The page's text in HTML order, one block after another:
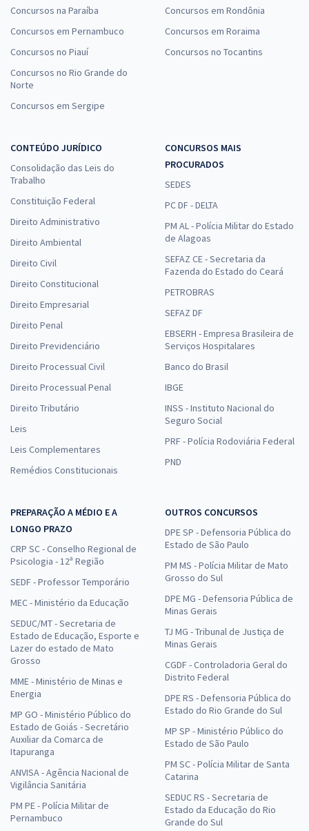
Concursos na Paraíba
Concursos em Pernambuco
Concursos no Piauí
Concursos no Rio Grande do
Norte
Concursos em Sergipe
Concursos em Rondônia
Concursos em Roraima
Concursos no Tocantins
CONTEÚDO JURÍDICO
Consolidação das Leis do
Trabalho
Constituição Federal
Direito Administrativo
Direito Ambiental
Direito Civil
Direito Constitucional
Direito Empresarial
Direito Penal
Direito Previdenciário
Direito Processual Civil
Direito Processual Penal
Direito Tributário
Leis
Leis Complementares
Remédios Constitucionais
CONCURSOS MAIS
PROCURADOS
SEDES
PC DF - DELTA
PM AL - Polícia Militar do Estado
de Alagoas
SEFAZ CE - Secretaria da
Fazenda do Estado do Ceará
PETROBRAS
SEFAZ DF
EBSERH - Empresa Brasileira de
Serviços Hospitalares
Banco do Brasil
IBGE
INSS - Instituto Nacional do
Seguro Social
PRF - Polícia Rodoviária Federal
PND
PREPARAÇÃO A MÉDIO E A
LONGO PRAZO
CRP SC - Conselho Regional de
Psicologia - 12ª Região
SEDF - Professor Temporário
MEC - Ministério da Educação
SEDUC/MT - Secretaria de
Estado de Educação, Esporte e
Lazer do estado de Mato
Grosso
MME - Ministério de Minas e
Energia
MP GO - Ministério Público do
Estado de Goiás - Secretário
Auxiliar da Comarca de
Itapuranga
ANVISA - Agência Nacional de
Vigilância Sanitária
PM PE - Polícia Militar de
Pernambuco
OUTROS CONCURSOS
DPE SP - Defensoria Pública do
Estado de São Paulo
PM MS - Polícia Militar de Mato
Grosso do Sul
DPE MG - Defensoria Pública de
Minas Gerais
TJ MG - Tribunal de Justiça de
Minas Gerais
CGDF - Controladoria Geral do
Distrito Federal
DPE RS - Defensoria Pública do
Estado do Rio Grande do Sul
MP SP - Ministério Público do
Estado de São Paulo
PM SC - Polícia Militar de Santa
Catarina
SEDUC RS - Secretaria de
Estado da Educação do Rio
Grande do Sul